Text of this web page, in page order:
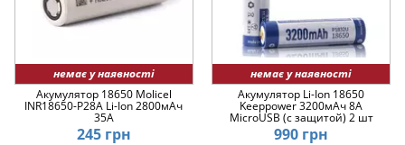
немає у наявності
Акумулятор 18650 Molicel
INR18650-P28A Li-Ion 2800мАч
35A
245 грн
немає у наявності
Акумулятор Li-Ion 18650
Keeppower 3200мАч 8А
MicroUSB (с защитой) 2 шт
990 грн